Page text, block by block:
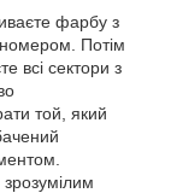
фарбу з
Потім
всі сектори з
той, який